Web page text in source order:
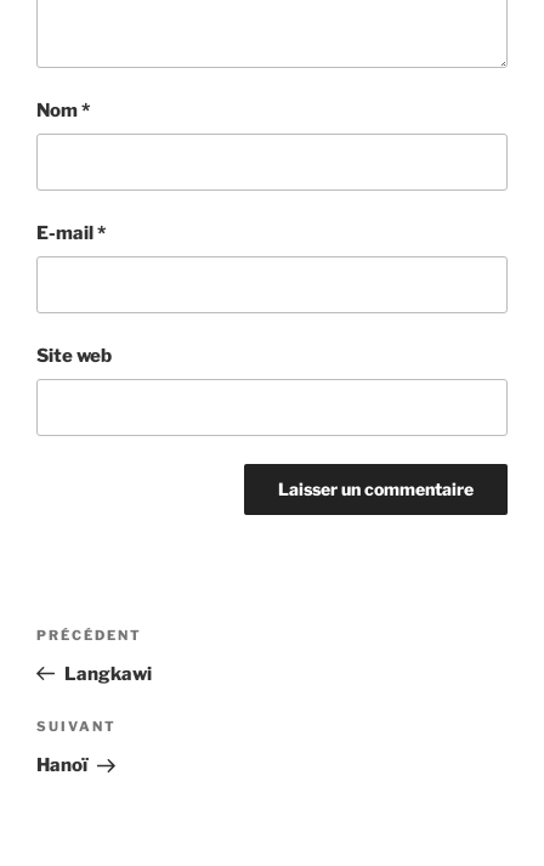
Nom*
E-mail*
Site web
Navigation
l’article
Article
précédent
PRÉCÉDENT
Langkawi
Article
suivant
SUIVANT
Hanoï